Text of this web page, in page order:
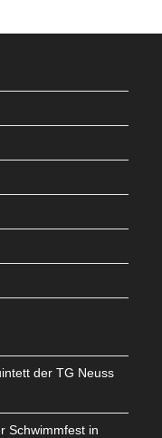
der TG Neuss
Schwimmfest in